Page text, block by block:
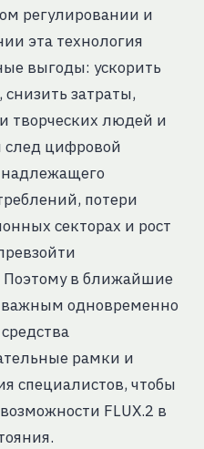
регулировании и
эта технология
выгоды: ускорить
снизить затраты,
творческих людей и
цифровой
потери
секторах и рост
в ближайшие
важным одновременно
рамки и
специалистов, чтобы
FLUX.2 в